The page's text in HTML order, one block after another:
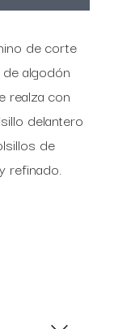
de corte
algodón
realza con
delantero
de
refinado.